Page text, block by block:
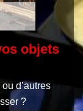
objets
d’autres
?